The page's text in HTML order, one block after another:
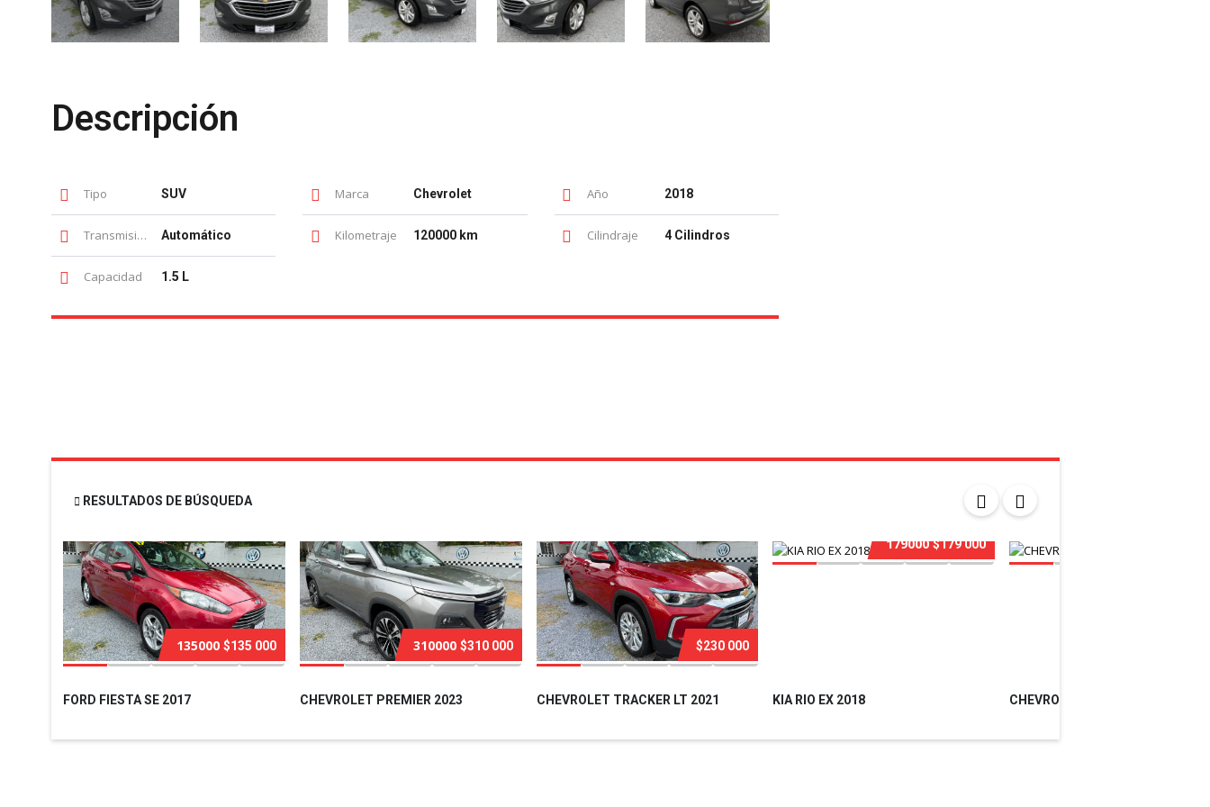
Descripción
Tipo SUV Marca Chevrolet Año 2018
Transmisión Automático Kilometraje 120000 km Cilindraje 4 Cilindros
Capacidad 1.5 L
RESULTADOS DE BÚSQUEDA
135000 $135 000
FORD FIESTA SE 2017
310000 $310 000
CHEVROLET PREMIER 2023
$230 000
CHEVROLET TRACKER LT 2021
179000 $179 000
KIA RIO EX 2018 CHEVROLET EQUINOX LT 2016